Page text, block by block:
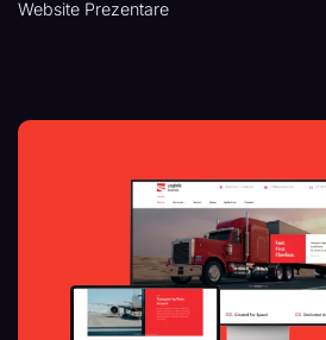
Website Prezentare